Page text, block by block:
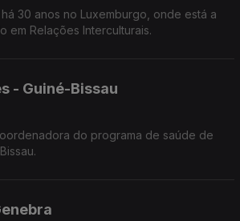
30 anos no Luxemburgo, onde está a
em Relações Interculturais.
- Guiné-Bissau
do programa de saúde de